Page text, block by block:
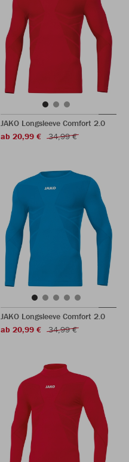
JAKO Longsleeve Comfort 2.0
ab 20,99 €
34,99 €
JAKO Longsleeve Comfort 2.0
ab 20,99 €
34,99 €